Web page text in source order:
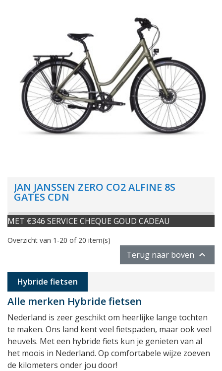
JAN JANSSEN ZERO CO2 ALFINE 8S
GATES CDN
MET €346 SERVICE CHEQUE GOUD CADEAU
Overzicht van 1-20 of 20 item(s)
Terug naar boven 
Hybride fietsen
Alle merken Hybride fietsen
Nederland is zeer geschikt om heerlijke lange tochten
te maken. Ons land kent veel fietspaden, maar ook veel
heuvels. Met een hybride fiets kun je genieten van al
het moois in Nederland. Op comfortabele wijze zoeven
de kilometers onder jou door!